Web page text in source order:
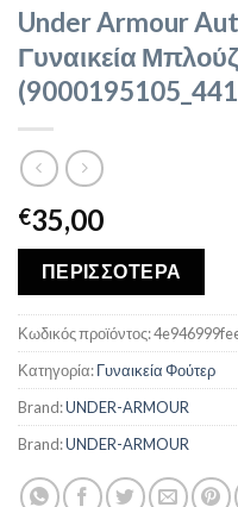
Under Armour
Γυναικεία
€35,00
ΠΕΡΙΣΣΟΤΕΡΑ
Κωδικός προϊόντος:
Κατηγορία:Γυναικεία Φούτερ
Brand:UNDER-ARMOUR
Brand:UNDER-ARMOUR